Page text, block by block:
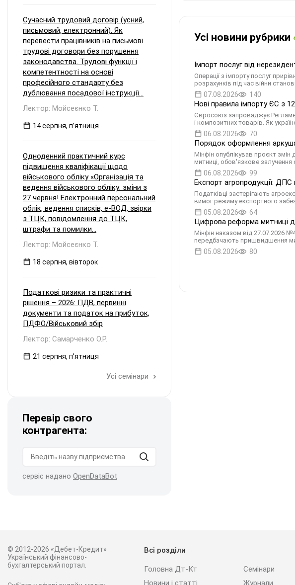
Усі новини рубрики
Імпорт послуг від
Операції з імпорту послуг
розрахунків під час війни
07.08.2026 140
Нові правила імпорту ЄС з
Євросоюз запроваджує
і композитних товарів. Як
06.08.2026 70
Порядок оформлення
Мінфін опублікував проєкт
митниці, обов'язкове залучення
06.08.2026 99
Експорт агропродукції:
Податківці застерігають
вимог режиму експортного
05.08.2026 64
Цифрова реформа митниці
Мінфін наказом від 27.07.2026
передбачають пришвидшення
05.08.2026 80
Сучасний трудовий договір (усний,
письмовий, електронний). Як
перевести працівників на письмові
трудові договори без порушення
законодавства. Трудові функції і
компетентності на основі
професійного стандарту без
дублювання посадової інструкції...
Лектор: Мойсеєнко Т.
14 серпня, пʼятниця
Одноденний практичний курс
підвищення кваліфікації щодо
військового обліку «Організація та
ведення військового обліку: зміни з
27 червня! Електронний персональний
облік, ведення списків, е-ВОД, звірки
з ТЦК, повідомлення до ТЦК,
штрафи та помилки...
Лектор: Мойсеєнко Т.
18 серпня, вівторок
Податкові ризики та практичні
рішення – 2026: ПДВ, первинні
документи та податок на прибуток,
ПДФО/Військовий збір
Лектор: Самарченко О.Р.
21 серпня, пʼятниця
Усі семінари
Перевір свого
контрагента:
сервіс надано OpenDataBot
© 2012-2026 «Дебет-Кредит»
Український фінансово-
бухгалтерський портал.
Всі розділи
Головна Дт-Кт
Новини і статті
Семінари
Журнали